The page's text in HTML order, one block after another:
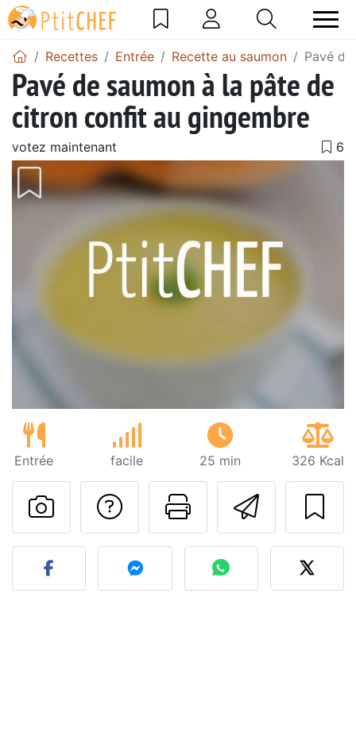
Recettes Entrée Recette au saumon Pavé
Pavé de saumon à la pâte de
citron confit au gingembre
votez maintenant
Entrée facile 25 min 326 Kcal
Imprimer
Poser une
Publier votre photo de